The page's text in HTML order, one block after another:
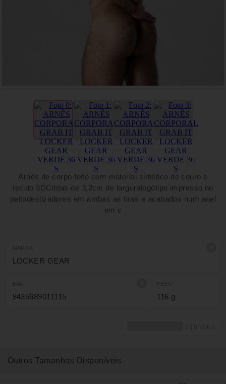
Arnês de corpo feito com material sintético de couro e
tecido 3DCintas de 3,2cm de larguralogótipo impresso no
peitodeslizadores em ambas as tiras e acabados num anel
em c
LOCKER GEAR
8435689011115 116 g
Outros Tamanhos Disponíveis